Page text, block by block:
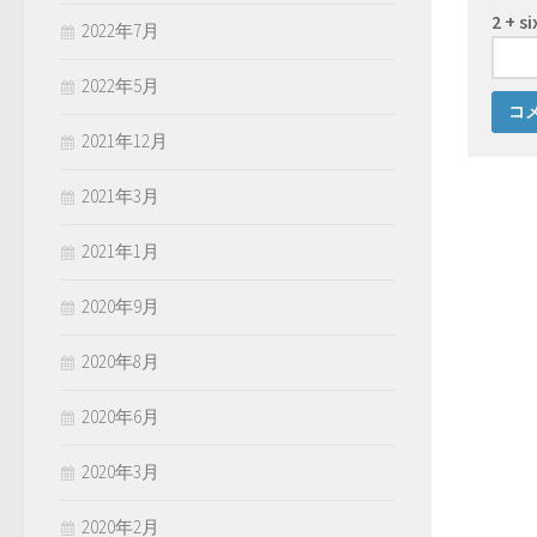
2 +
2022年7月
2022年5月
2021年12月
2021年3月
2021年1月
2020年9月
2020年8月
2020年6月
2020年3月
2020年2月